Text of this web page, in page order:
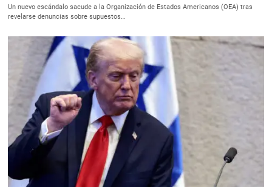
Un nuevo escándalo sacude a la Organización de Estados Americanos (OEA) tras
revelarse denuncias sobre supuestos…